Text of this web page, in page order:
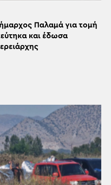
Παλαμά για τομή
και έδωσα